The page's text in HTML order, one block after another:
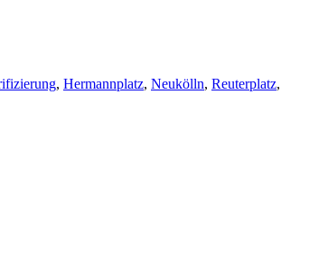
, Hermannplatz, Neukölln, Reuterplatz,